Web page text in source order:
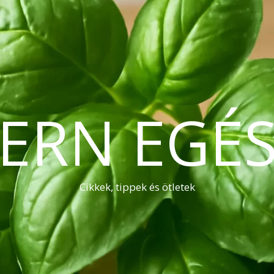
Cikkek, tippek és ötletek